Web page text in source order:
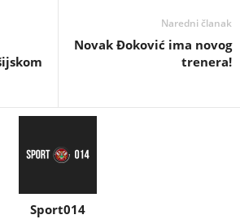
Naredni članak
Novak Đoković ima novog
trenera!
Sport014